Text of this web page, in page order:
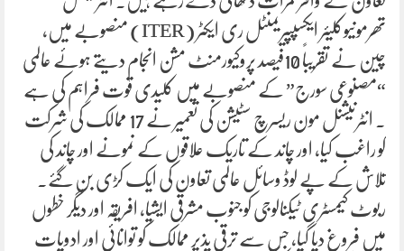
تھرمونیوکلیئر ایکسپپیریمنٹل ری ایکٹر (ITER) منصوبے میں،
چین نے تقریباً 10فیصد پروکیورمنٹ مشن انجام دیتے ہوئے عالمی
“مصنوعی سورج” کے منصوبے میں کلیدی قوت فراہم کی ہے
۔ انٹرنیشنل مون ریسرچ سٹیشن کی تعمیر نے 17 ممالک کی شرکت
کو راغب کیا، اور چاند کے تاریک علاقوں کے نمونے اور چاند کی
تلاش کے پے لوڈ وسائل عالمی تعاون کی ایک کڑی بن گئے۔
ربوٹ کیمسٹری ٹیکنالوجی کو جنوب مشرقی ایشیا، افریقہ اور دیگر خطوں
میں فروغ دیا گیا، جس سے ترقی پذیر ممالک کو توانائی اور ادویات